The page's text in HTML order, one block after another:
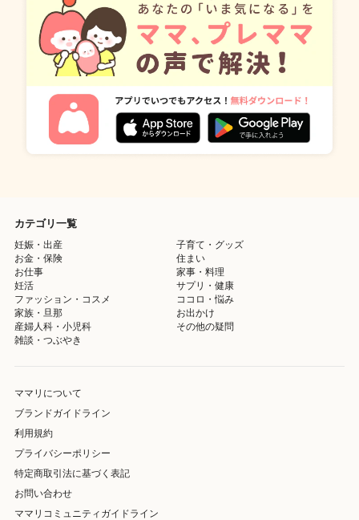
カテゴリ一覧
妊娠・出産
子育て・グッズ
お金・保険
住まい
お仕事
家事・料理
妊活
サプリ・健康
ファッション・コスメ
ココロ・悩み
家族・旦那
お出かけ
産婦人科・小児科
その他の疑問
雑談・つぶやき
ママリについて
ブランドガイドライン
利用規約
プライバシーポリシー
特定商取引法に基づく表記
お問い合わせ
ママリコミュニティガイドライン